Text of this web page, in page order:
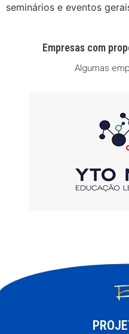
seminários e eventos
Empresas com
Algumas